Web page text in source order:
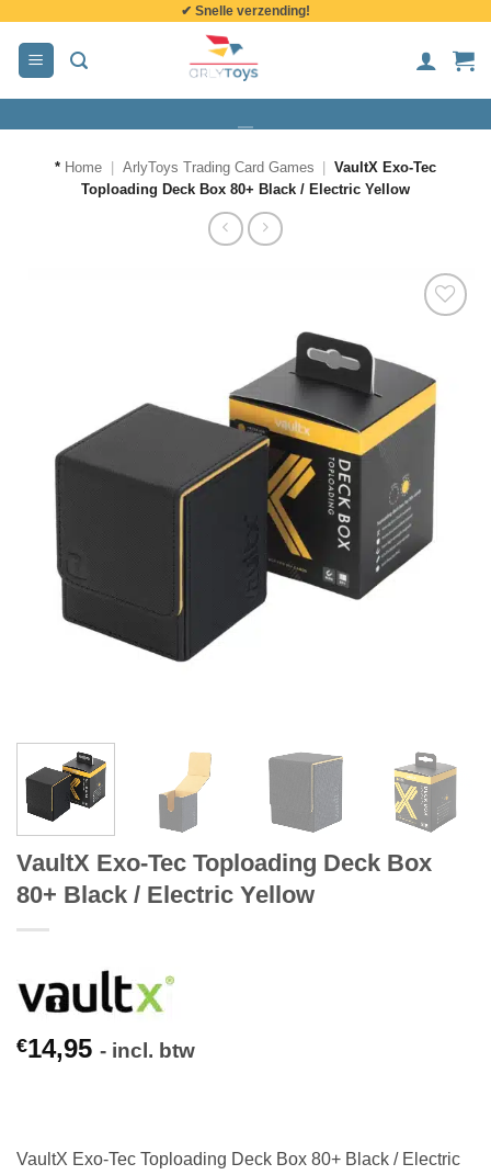
inhoud
✔ Snelle verzending!
* Home ArlyToys Trading Card Games
VaultX Exo-Tec
Toploading Deck Box 80+ Black / Electric Yellow
VaultX Exo-Tec Toploading Deck Box
80+ Black / Electric Yellow
€14,95 - incl. btw
VaultX Exo-Tec Toploading Deck Box 80+ Black / Electric